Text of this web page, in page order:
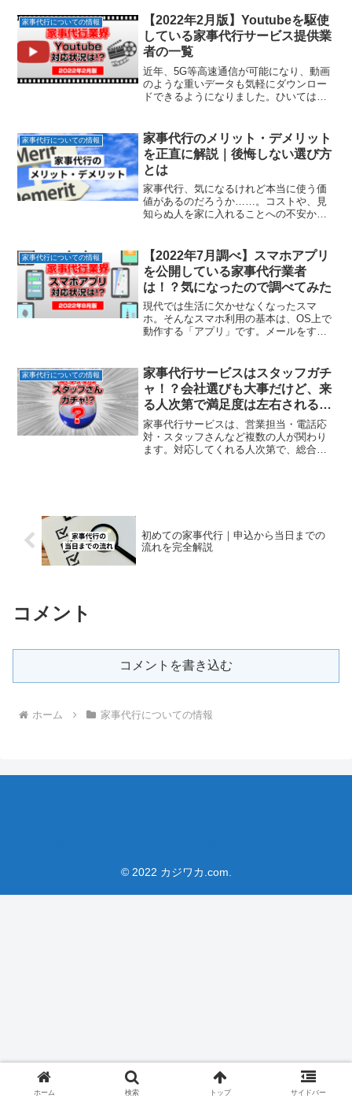
家庭でも広く使われるようになっていま
す。この記事では、家事代...
家事代行についての情報
【2022年2月版】Youtubeを駆使
している家事代行サービス提供業
者の一覧
近年、5G等高速通信が可能になり、動画
のような重いデータも気軽にダウンロー
ドできるようになりました。ひいては動
カジワカ氏むしろ当たり前になりました
ね。家事代行サ...
家事代行についての情報
家事代行のメリット・デメリット
を正直に解説｜後悔しない選び方
とは
家事代行、気になるけれど本当に使う価
値があるのだろうか……。コストや、見
知らぬ人を家に入れることへの不安か
では、家事代行のメリットとデメリット
を飾らずに整理します。「自...
家事代行についての情報
【2022年7月調べ】スマホアプリ
を公開している家事代行業者
は！？気になったので調べてみた
現代では生活に欠かせなくなったスマ
ホ。そんなスマホ利用の基本は、OS上で
動作する「アプリ」です。メールをする
しています。もちろんアプリは、最初か
らあるもの以外に自由にイ...
家事代行についての情報
家事代行サービスはスタッフガチ
ャ！？会社選びも大事だけど、来
る人次第で満足度は左右されると
いう話
家事代行サービスは、営業担当・電話応
対・スタッフさんなど複数の人が関わり
ます。対応してくれる人次第で、総合的
初めての家事代行｜申込から当日までの
流れを完全解説
コメント
コメントを書き込む
ホーム 家事代行についての情報
© 2022 カジワカ.com.
ホーム 検索 トップ サイドバー